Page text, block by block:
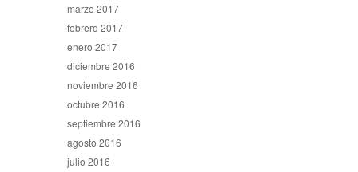
marzo 2017
febrero 2017
enero 2017
diciembre 2016
noviembre 2016
octubre 2016
septiembre 2016
agosto 2016
julio 2016